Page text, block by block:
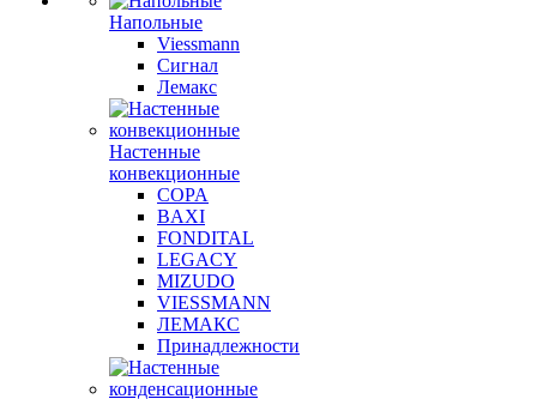
Напольные
Viessmann
Сигнал
Лемакс
Настенные
конвекционные
COPA
BAXI
FONDITAL
LEGACY
MIZUDO
VIESSMANN
ЛЕМАКС
Принадлежности